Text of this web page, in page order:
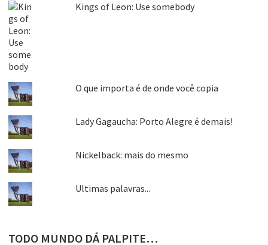
Kings of Leon: Use somebody
O que importa é de onde você copia
Lady Gagaucha: Porto Alegre é demais!
Nickelback: mais do mesmo
Ultimas palavras...
TODO MUNDO DÁ PALPITE…